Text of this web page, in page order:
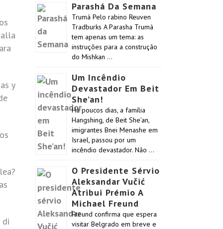
y
di
Parashá Da Semana
Trumá Pelo rabino Reuven
Tradburks A Parasha Trumá
tem apenas um tema: as
instruções para a construção
do Mishkan …
Um Incêndio
Devastador Em Beit
She’an!
Há poucos dias, a família
Hangshing, de Beit She’an,
imigrantes Bnei Menashe em
Israel, passou por um
incêndio devastador. Não …
O Presidente Sérvio
Aleksandar Vučić
Atribui Prémio A
Michael Freund
Freund confirma que espera
visitar Belgrado em breve e